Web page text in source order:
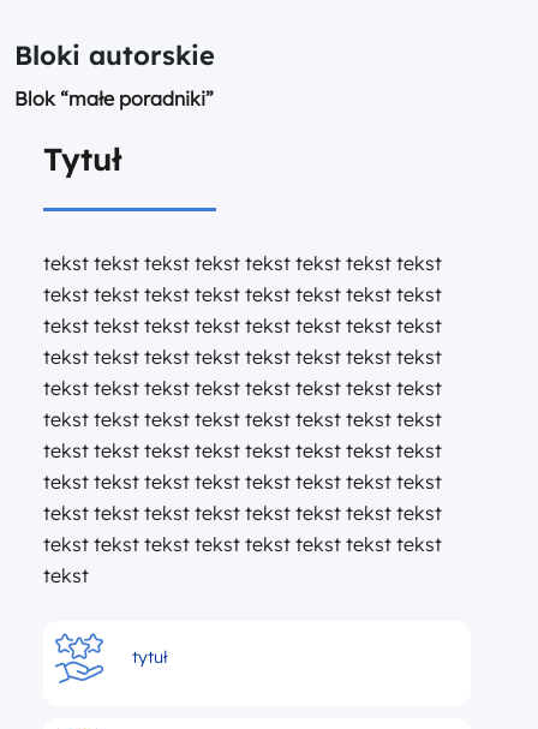
Bloki autorskie
Blok “małe poradniki”
Tytuł
tekst tekst tekst tekst tekst tekst tekst tekst
tekst tekst tekst tekst tekst tekst tekst tekst
tekst tekst tekst tekst tekst tekst tekst tekst
tekst tekst tekst tekst tekst tekst tekst tekst
tekst tekst tekst tekst tekst tekst tekst tekst
tekst tekst tekst tekst tekst tekst tekst tekst
tekst tekst tekst tekst tekst tekst tekst tekst
tekst tekst tekst tekst tekst tekst tekst tekst
tekst tekst tekst tekst tekst tekst tekst tekst
tekst tekst tekst tekst tekst tekst tekst tekst
tekst
tytuł